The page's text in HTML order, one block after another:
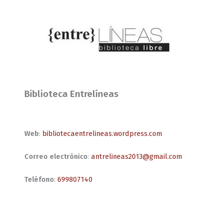
Biblioteca Entrelíneas
Web: bibliotecaentrelineas.wordpress.com
Correo electrónico: antrelineas2013@gmail.com
Teléfono: 699807140